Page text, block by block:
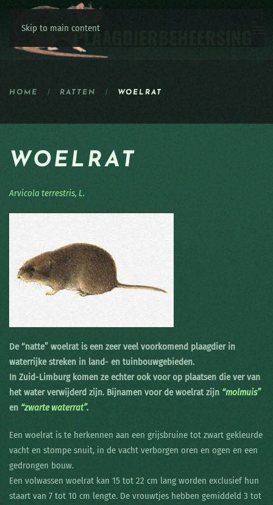
Skip to main content
HOME RATTEN WOELRAT
WOELRAT
Arvicola terrestris, L.
De “natte” woelrat is een zeer veel voorkomend plaagdier in
waterrijke streken in land- en tuinbouwgebieden.
In Zuid-Limburg komen ze echter ook voor op plaatsen die ver van
het water verwijderd zijn. Bijnamen voor de woelrat zijn “molmuis”
en “zwarte waterrat”.
Een woelrat is te herkennen aan een grijsbruine tot zwart gekleurde
vacht en stompe snuit, in de vacht verborgen oren en ogen en een
gedrongen bouw.
Een volwassen woelrat kan 15 tot 22 cm lang worden exclusief hun
staart van 7 tot 10 cm lengte. De vrouwtjes hebben gemiddeld 3 tot